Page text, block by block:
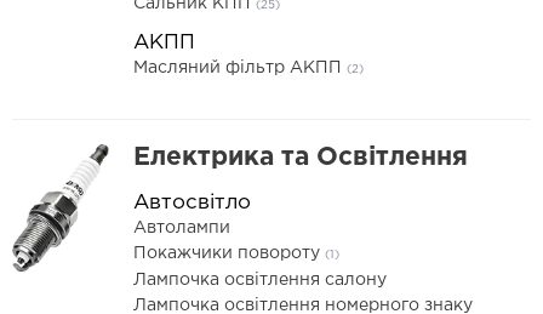
Сальник КПП (25)
АКПП
Масляний фільтр АКПП (2)
Електрика та Освітлення
Автосвітло
Автолампи
Покажчики повороту (1)
Лампочка освітлення салону
Лампочка освітлення номерного знаку